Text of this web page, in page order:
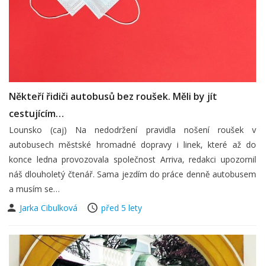
Někteří řidiči autobusů bez roušek. Měli by jít
cestujícím…
Lounsko (caj) Na nedodržení pravidla nošení roušek v
autobusech městské hromadné dopravy i linek, které až do
konce ledna provozovala společnost Arriva, redakci upozornil
náš dlouholetý čtenář. Sama jezdím do práce denně autobusem
a musím se…
Jarka Cibulková
před 5 lety